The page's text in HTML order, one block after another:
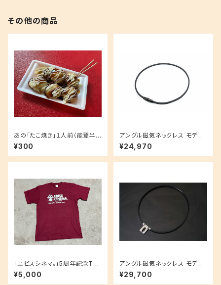
その他の商品
あの「たこ焼き」１人前（能登半
島炊き出し）
¥300
アングル磁気ネックレス モデル
02ブラックモデル
¥24,970
「ヱビスシネマ。」5周年記念Tシ
ャツ（ワインレッド）
¥5,000
アングル磁気ネックレス モデル
01プラチナモデル
¥29,700